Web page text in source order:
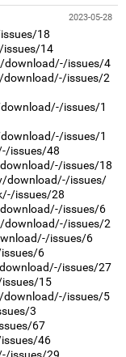
2023-05-28
18
14
download/-/issues/4
download/-/issues/2
issues/1
issues/1
issues/48
issues/18
download/-/issues/
issues/28
issues/6
download/-/issues/2
issues/6
6
issues/27
15
download/-/issues/5
3
67
46